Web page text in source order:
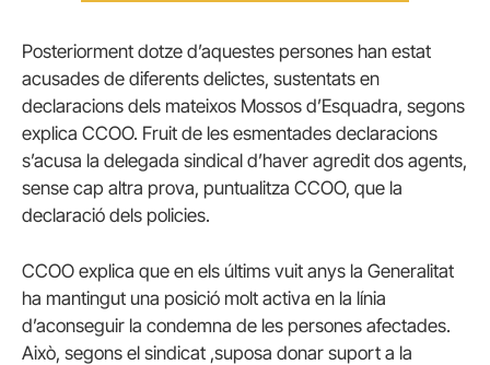
Posteriorment dotze d’aquestes persones han estat
acusades de diferents delictes, sustentats en
declaracions dels mateixos Mossos d’Esquadra, segons
explica CCOO. Fruit de les esmentades declaracions
s’acusa la delegada sindical d’haver agredit dos agents,
sense cap altra prova, puntualitza CCOO, que la
declaració dels policies.
CCOO explica que en els últims vuit anys la Generalitat
ha mantingut una posició molt activa en la línia
d’aconseguir la condemna de les persones afectades.
Això, segons el sindicat ,suposa donar suport a la